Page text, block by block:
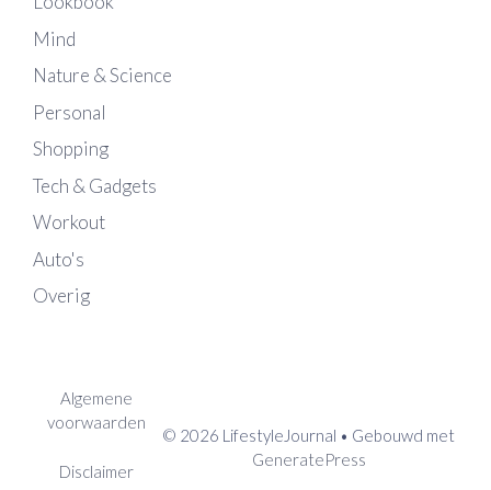
Mind
Nature & Science
Personal
Shopping
Tech & Gadgets
Workout
Auto's
Overig
Algemene
voorwaarden
Disclaimer
© 2026 LifestyleJournal • Gebouwd met
GeneratePress